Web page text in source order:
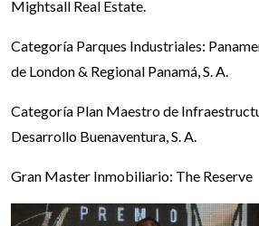
Mightsall Real Estate.
Categoría Parques Industriales:
de London & Regional Panamá, S. A.
Categoría Plan Maestro de
Desarrollo Buenaventura, S. A.
Gran Master Inmobiliario: The Reserve